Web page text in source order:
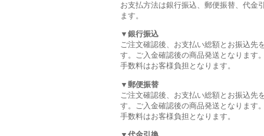
お支払方法は銀行振込、郵便振替、代金
ます。
▼銀行振込
ご注文確認後、お支払い総額とお振込先
す。ご入金確認後の商品発送となります
手数料はお客様負担となります。
▼郵便振替
ご注文確認後、お支払い総額とお振込先
す。ご入金確認後の商品発送となります
手数料はお客様負担となります。